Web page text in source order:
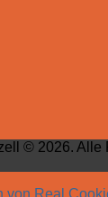
© 2026. Alle
von Real